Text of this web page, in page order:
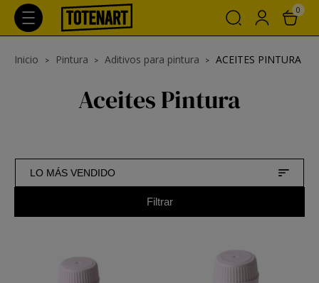
0
Inicio Pintura Aditivos para pintura ACEITES PINTURA
Aceites Pintura
LO MÁS VENDIDO
Filtrar